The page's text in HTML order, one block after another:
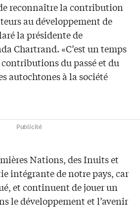
reconnaître la contribution
au développement de
la présidente de
Chartrand. «C’est un temps
du passé et du
autochtones à la société
Publicité
Nations, des Inuits et
intégrante de notre pays, car
et continuent de jouer un
le développement et l’avenir